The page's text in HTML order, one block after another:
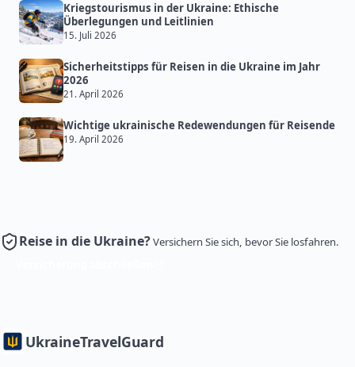
Kriegstourismus in der Ukraine: Ethische
Überlegungen und Leitlinien
15. Juli 2026
Sicherheitstipps für Reisen in die Ukraine im Jahr
2026
21. April 2026
Wichtige ukrainische Redewendungen für Reisende
19. April 2026
Reise in die Ukraine?Versichern Sie sich, bevor Sie losfahren.
UkraineTravelGuard